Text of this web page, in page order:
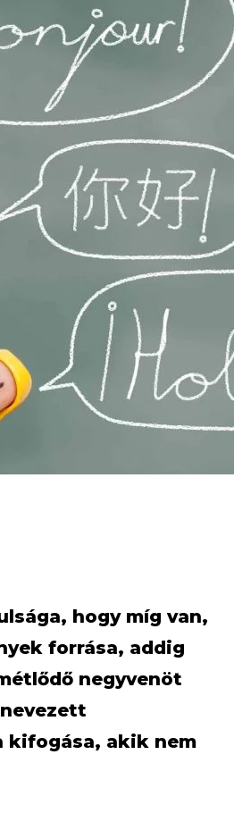
hogy míg van,
forrása, addig
negyvenöt
kifogása, akik nem